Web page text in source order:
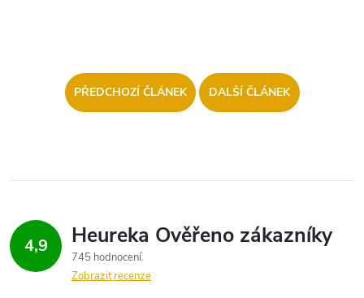
PŘEDCHOZÍ ČLÁNEK DALŠÍ ČLÁNEK
4,9
745 hodnocení
Zobrazit recenze